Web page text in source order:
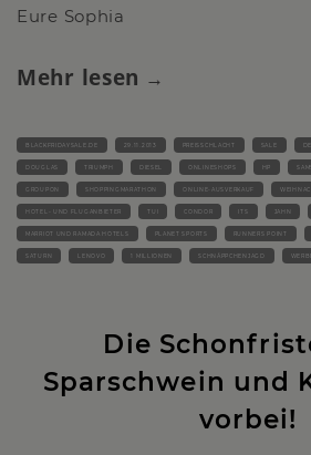
Eure Sophia
Mehr lesen
BLACKFRIDAYSALE.DE 29.11.2013 PREISSCHLACHT SALE
DOUGLAS TRIUMPH DIESEL ONLINESHOPS HP
GROUPON SHOPPINGMARATHON ONLINE-AUSVERKAUF
HOTEL- UND FLUGANBIETER TUI CONDOR ITS JAHN
MARRIOT UND RAMADA HOTELS PLANET SPORTS RUNNERS POINT
SATURN LENOVO 1 MILLIONEN SCHNÄPPCHENJAGD
Die
Sparschwein und
vorbei!